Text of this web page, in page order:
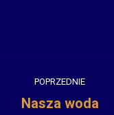
POPRZEDNIE
Poprzedni
Nasza woda